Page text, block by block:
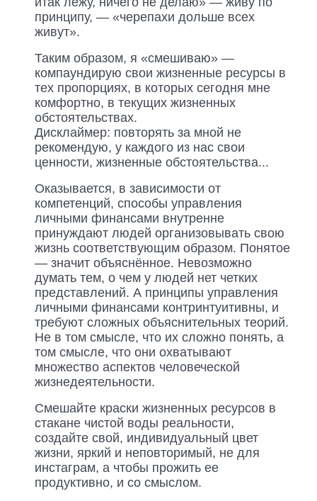
принципу, — «черепахи дольше всех
живут».
Таким образом, я «смешиваю» —
компаундирую свои жизненные ресурсы в
тех пропорциях, в которых сегодня мне
комфортно, в текущих жизненных
обстоятельствах.
Дисклаймер: повторять за мной не
рекомендую, у каждого из нас свои
ценности, жизненные обстоятельства...
Оказывается, в зависимости от
компетенций, способы управления
личными финансами внутренне
принуждают людей организовывать свою
жизнь соответствующим образом. Понятое
— значит объяснённое. Невозможно
думать тем, о чем у людей нет четких
представлений. А принципы управления
личными финансами контринтуитивны, и
требуют сложных объяснительных теорий.
Не в том смысле, что их сложно понять, а
том смысле, что они охватывают
множество аспектов человеческой
жизнедеятельности.
Смешайте краски жизненных ресурсов в
стакане чистой воды реальности,
создайте свой, индивидуальный цвет
жизни, яркий и неповторимый, не для
инстаграм, а чтобы прожить ее
продуктивно, и со смыслом.